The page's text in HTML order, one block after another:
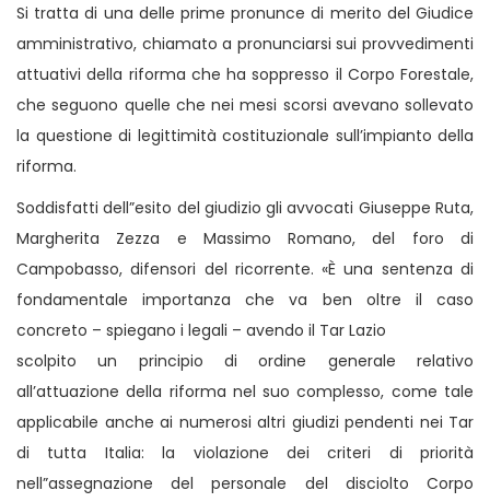
Si tratta di una delle prime pronunce di merito del Giudice
amministrativo, chiamato a pronunciarsi sui provvedimenti
attuativi della riforma che ha soppresso il Corpo Forestale,
che seguono quelle che nei mesi scorsi avevano sollevato
la questione di legittimità costituzionale sull’impianto della
riforma.
Soddisfatti dell”esito del giudizio gli avvocati Giuseppe Ruta,
Margherita Zezza e Massimo Romano, del foro di
Campobasso, difensori del ricorrente. «È una sentenza di
fondamentale importanza che va ben oltre il caso
concreto – spiegano i legali – avendo il Tar Lazio
scolpito un principio di ordine generale relativo
all’attuazione della riforma nel suo complesso, come tale
applicabile anche ai numerosi altri giudizi pendenti nei Tar
di tutta Italia: la violazione dei criteri di priorità
nell”assegnazione del personale del disciolto Corpo